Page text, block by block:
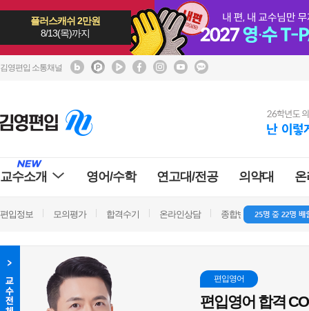
플러스캐쉬 2만원
8/13(목)까지
김영편입 소통채널
교수소개 영어/수학 연고대/전공 의약대
편입정보 모의평가 합격수기 온라인상담 종합반 방문상담
편입영어
편입영어 합격